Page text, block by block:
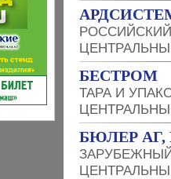
БЕСТРОМ
ТАРА И
БЮЛЕР